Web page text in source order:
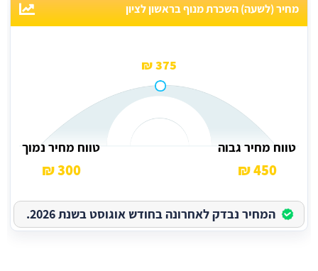
מחיר (לשעה) השכרת מנוף בראשון לציון
375 ₪
טווח מחיר גבוה
450 ₪
טווח מחיר נמוך
300 ₪
המחיר נבדק לאחרונה בחודש אוגוסט בשנת 2026.